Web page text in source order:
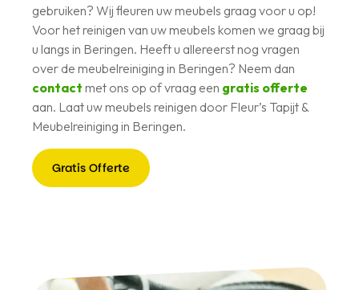
gebruiken? Wij fleuren uw meubels graag voor u op!
Voor het reinigen van uw meubels komen we graag bij
u langs in Beringen. Heeft u allereerst nog vragen
over de meubelreiniging in Beringen? Neem dan
contact met ons op of vraag een gratis offerte
aan. Laat uw meubels reinigen door Fleur’s Tapijt &
Meubelreiniging in Beringen.
Gratis Offerte